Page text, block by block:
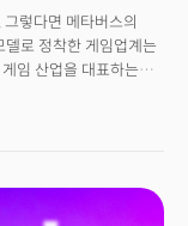
렇다면 메타버스의
로 정착한 게임업계는
에 출연, 메타버스와
(Adam Boyes) 아이언
에서 자유롭게